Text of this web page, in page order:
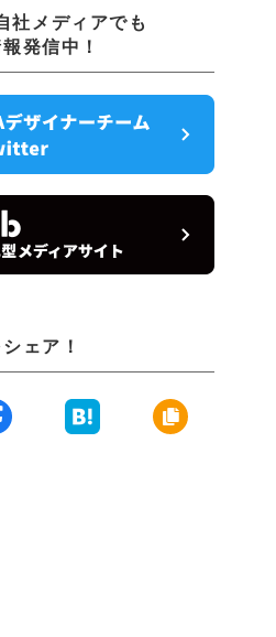
社メディアでも
発信中！
ェア！